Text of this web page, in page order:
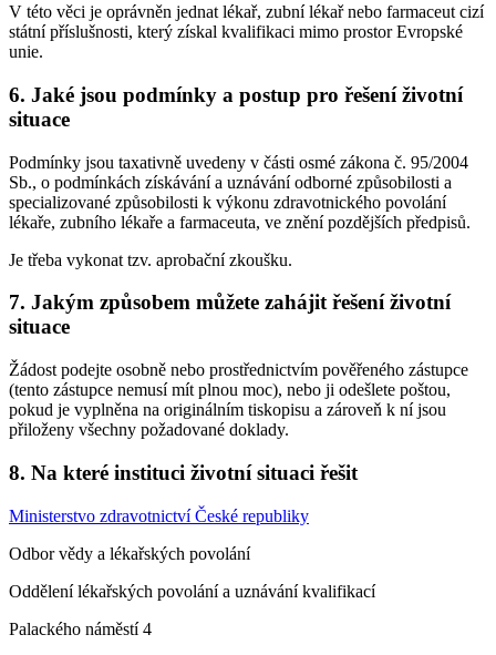
V této věci je oprávněn jednat lékař, zubní lékař nebo farmaceut cizí
státní příslušnosti, který získal kvalifikaci mimo prostor Evropské
unie.
6. Jaké jsou podmínky a postup pro řešení životní
situace
Podmínky jsou taxativně uvedeny v části osmé zákona č. 95/2004
Sb., o podmínkách získávání a uznávání odborné způsobilosti a
specializované způsobilosti k výkonu zdravotnického povolání
lékaře, zubního lékaře a farmaceuta, ve znění pozdějších předpisů.
Je třeba vykonat tzv. aprobační zkoušku.
7. Jakým způsobem můžete zahájit řešení životní
situace
Žádost podejte osobně nebo prostřednictvím pověřeného zástupce
(tento zástupce nemusí mít plnou moc), nebo ji odešlete poštou,
pokud je vyplněna na originálním tiskopisu a zároveň k ní jsou
přiloženy všechny požadované doklady.
8. Na které instituci životní situaci řešit
Ministerstvo zdravotnictví České republiky
Odbor vědy a lékařských povolání
Oddělení lékařských povolání a uznávání kvalifikací
Palackého náměstí 4